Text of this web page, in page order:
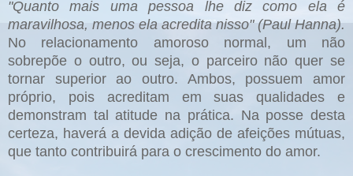
"Quanto mais uma pessoa lhe diz como ela é
maravilhosa, menos ela acredita nisso" (Paul Hanna).
No relacionamento amoroso normal, um não
sobrepõe o outro, ou seja, o parceiro não quer se
tornar superior ao outro. Ambos, possuem amor
próprio, pois acreditam em suas qualidades e
demonstram tal atitude na prática. Na posse desta
certeza, haverá a devida adição de afeições mútuas,
que tanto contribuirá para o crescimento do amor.